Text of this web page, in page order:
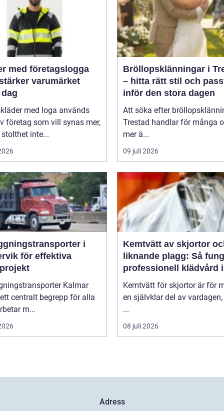
med företagslogga
varumärket
med loga används
företag som vill synas mer,
inte...
Bröllopsklänningar i
– hitta rätt stil och
inför den stora dagen
Att söka efter
Trestad handlar för många
mer ä...
09 juli 2026
i
för effektiva
Kalmar
centralt begrepp för alla
m...
Kemtvätt av skjortor
liknande plagg: Så
professionell klädvård i
praktiken
Kemtvätt för skjortor är för
en självklar del av
...
08 juli 2026
Adress